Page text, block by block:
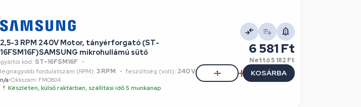
2,5-3 RPM 240V Motor, tányérforgató (ST-
16FSM16F)SAMSUNG mikrohullámú sütő
gyártói kód: ST-16FSM16F
legnagyobb fordulatszám (RPM): 3 RPM feszültség (volt): 240 V
n/a•Cikkszám: FMO804
Készleten, külső raktárban, szállítási idő 5 munkanap
6 581 Ft
Nettó5 182 Ft
KOSÁRBA